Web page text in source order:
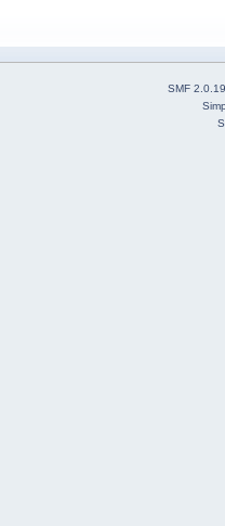
SMF 2.0.19